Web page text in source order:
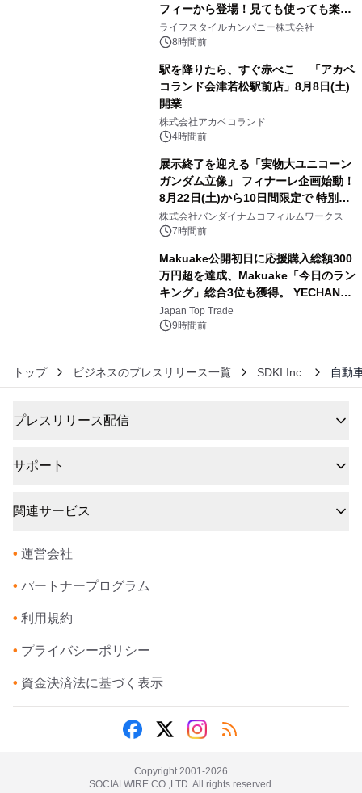
フィーから登場！見ても使っても楽し
い、ポップでキュートなコレクショ
ン。
ライフスタイルカンパニー株式会社
8時間前
駅を降りたら、すぐ赤べこ 「アカベ
コランド会津若松駅前店」8月8日(土)
開業
株式会社アカベコランド
4時間前
展示終了を迎える「実物大ユニコーン
ガンダム立像」 フィナーレ企画始動！
8月22日(土)から10日間限定で 特別映
像『UNICORN GUNDAM Statue ―
BEYOND POSSIBILITY ―』を上映！
株式会社バンダイナムコフィルムワークス
7時間前
Makuake公開初日に応援購入総額300
万円超を達成、Makuake「今日のラン
キング」総合3位も獲得。 YECHAN音
浴シンギングボウル第2弾の大型サイ
ズ（XL・2XL・3XL）を先行販売中
Japan Top Trade
9時間前
トップ ビジネスのプレスリリース一覧 SDKI Inc. 自動
プレスリリース配信
サポート
関連サービス
• 運営会社
• パートナープログラム
• 利用規約
• プライバシーポリシー
• 資金決済法に基づく表示
Copyright 2001-2026
SOCIALWIRE CO.,LTD. All rights reserved.